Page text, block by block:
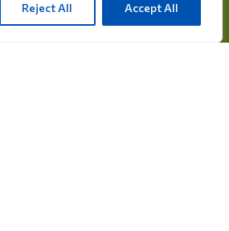
Reject All Accept All